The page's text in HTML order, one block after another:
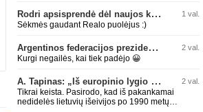
Rodri apsisprendė dėl naujos komandos 1 val.
Sėkmės gaudant Realo puolėjus :)
Argentinos federacijos prezidentas C. Tapia negailėjo pagyrų G. Infantino 2 val.
Kurgi negailės, kai tiek padėjo 😀
A. Tapinas: „Iš europinio lygio komandos gavom gerų pamokų“ 2 val.
Tikrai keista. Pasirodo, kad iš pakankamai
nedidelės lietuvių išeivijos po 1990 metų